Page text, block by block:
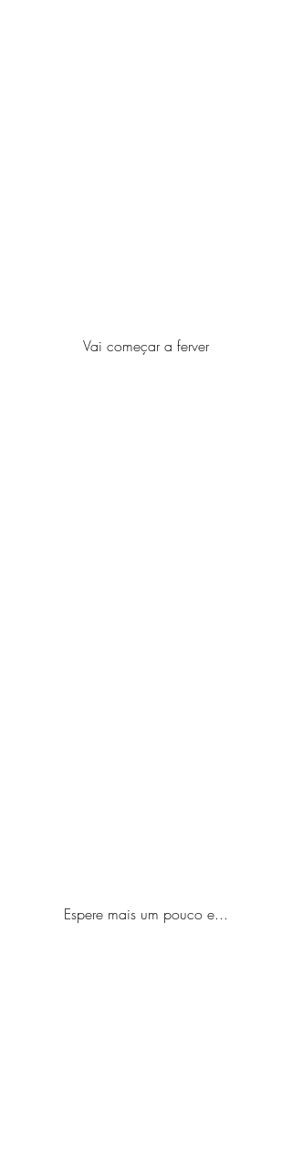
Vai começar a ferver
Espere mais um pouco e...